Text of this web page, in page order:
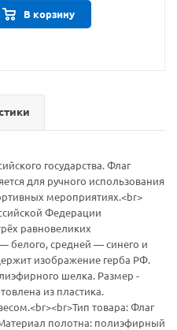
В корзину
государства. Флаг
для ручного использования
мероприятиях.<br>
Федерации
равновеликих
белого, средней — синего и
изображение герба РФ.
шелка. Размер -
из пластика.
товара: Флаг
полотна: полиэфирный